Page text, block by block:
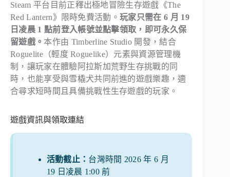
Steam 平台目前正釋出極地冒險生存遊戲《The
Red Lantern》限時免費活動。玩家只需在 6 月 19
日凌晨 1 點前登入帳號並點擊領取，即可永久保
留遊戲。 本作由 Timberline Studio 開發，結合
Roguelite（輕度 Roguelike）元素與資源管理機
制，讓玩家在體驗阿拉斯加荒野生存挑戰的同
時，也能享受與雪橇犬共同前進的遊戲樂趣，適
合尋求短時間且具備挑戰性生存遊戲的玩家。
遊戲資訊與領取連結
活動截止： 台灣時間 2026 年 6 月
19 日凌晨 1:00 前